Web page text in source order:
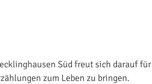
Süd freut sich darauf
zum Leben zu bringen.